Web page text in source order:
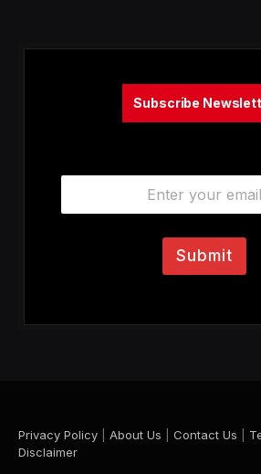
Subscribe
E
a
Submit
Privacy Policy About Us Contact Us
Disclaimer